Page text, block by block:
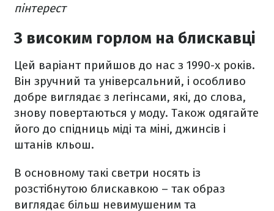
пінтерест
З високим горлом на блискавці
Цей варіант прийшов до нас з 1990-х років.
Він зручний та універсальний, і особливо
добре виглядає з легінсами, які, до слова,
знову повертаються у моду. Також одягайте
його до спідниць міді та міні, джинсів і
штанів кльош.
В основному такі светри носять із
розстібнутою блискавкою – так образ
виглядає більш невимушеним та